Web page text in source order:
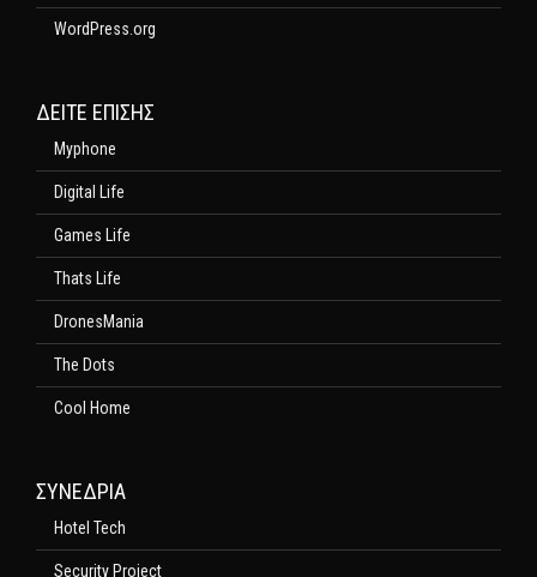
WordPress.org
ΔΕΊΤΕ ΕΠΊΣΗΣ
Myphone
Digital Life
Games Life
Thats Life
DronesMania
The Dots
Cool Home
ΣΥΝΕΔΡΙΑ
Hotel Tech
Security Project